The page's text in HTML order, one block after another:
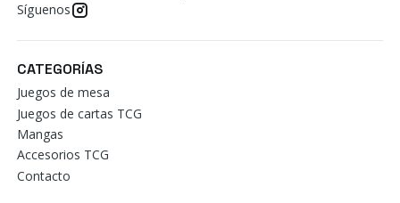
Síguenos
CATEGORÍAS
Juegos de mesa
Juegos de cartas TCG
Mangas
Accesorios TCG
Contacto